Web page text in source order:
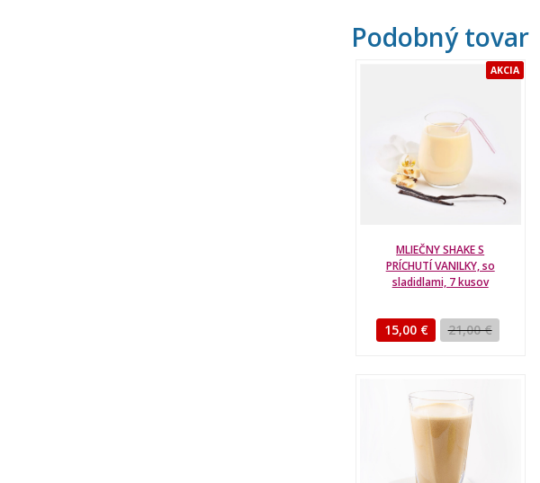
Podobný tovar
AKCIA
MLIEČNY SHAKE S
PRÍCHUTÍ VANILKY, so
sladidlami, 7 kusov
15,00 € 21,00 €